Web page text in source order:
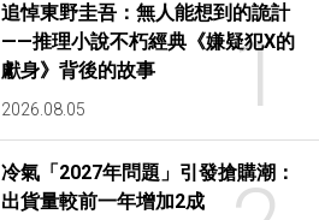
1
追悼東野圭吾：無人能想到的詭計
——推理小說不朽經典《嫌疑犯X的
獻身》背後的故事
2026.08.05
冷氣「2027年問題」引發搶購潮：
出貨量較前一年增加2成